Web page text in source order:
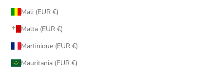
Mali (EUR €)
Malta (EUR €)
Martinique (EUR €)
Mauritania (EUR €)